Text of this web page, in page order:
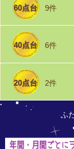
60点台 9件
40点台 6件
20点台 2件
ふ